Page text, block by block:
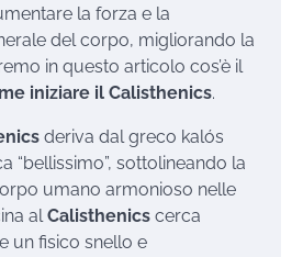
la forza e la
del corpo, migliorando la
in questo articolo cos’è il
iniziare il Calisthenics.
deriva dal greco kalós
“bellissimo”, sottolineando la
umano armonioso nelle
al Calisthenics cerca
un fisico snello e